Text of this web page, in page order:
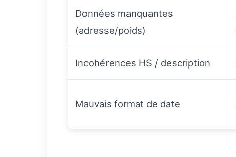
Données manquantes
(adresse/poids)
Incohérences HS / description
Mauvais format de date